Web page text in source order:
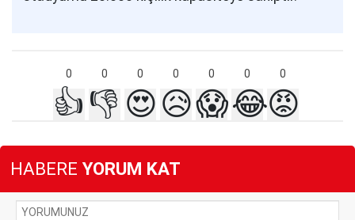
0 0 0 0 0 0 0
👍 👎 😍😥😱😂😡
HABERE YORUM KAT